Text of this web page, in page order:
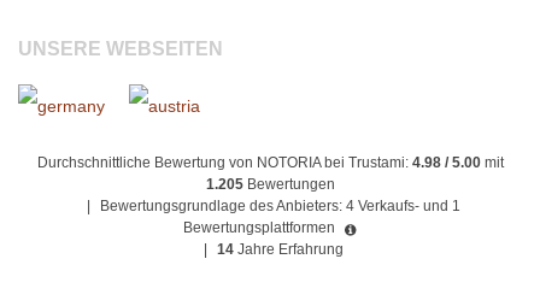
UNSERE WEBSEITEN
Durchschnittliche Bewertung von NOTORIA bei Trustami: 4.98 / 5.00mit
1.205 Bewertungen
Bewertungsgrundlage des Anbieters: 4 Verkaufs- und 1
Bewertungsplattformen
14 Jahre Erfahrung